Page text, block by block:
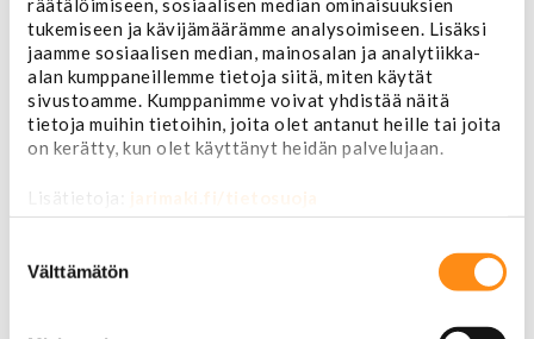
räätälöimiseen, sosiaalisen median ominaisuuksien
tukemiseen ja kävijämäärämme analysoimiseen. Lisäksi
jaamme sosiaalisen median, mainosalan ja analytiikka-
alan kumppaneillemme tietoja siitä, miten käytät
sivustoamme. Kumppanimme voivat yhdistää näitä
tietoja muihin tietoihin, joita olet antanut heille tai joita
on kerätty, kun olet käyttänyt heidän palvelujaan.
Lisätietoja: jarimaki.fi/tietosuoja
valinta
Välttämätön
Corvette
Chrysler
Dodge
Ford P/U
Ford muut
Hummer